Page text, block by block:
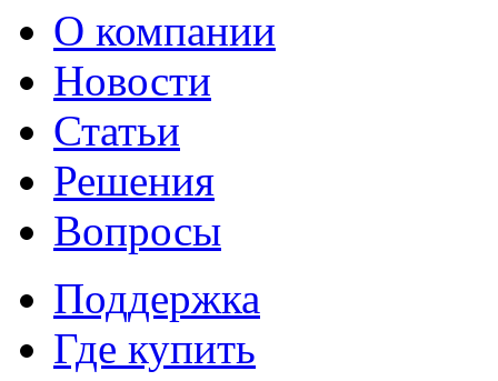
О компании
Новости
Статьи
Решения
Вопросы
Поддержка
Где купить